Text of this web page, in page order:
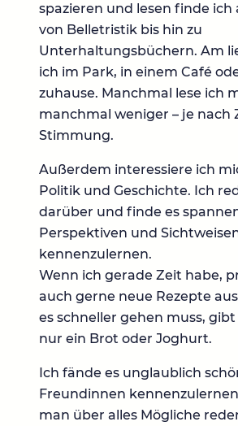
spazieren und lesen finde ich
von Belletristik bis hin zu
Unterhaltungsbüchern. Am
ich im Park, in einem Café
zuhause. Manchmal lese ich
manchmal weniger – je nach
Stimmung.
Außerdem interessiere ich
Politik und Geschichte. Ich
darüber und finde es
Perspektiven und
kennenzulernen.
Wenn ich gerade Zeit habe,
auch gerne neue Rezepte
es schneller gehen muss, gibt
nur ein Brot oder Joghurt.
Ich fände es unglaublich
Freundinnen
man über alles Mögliche